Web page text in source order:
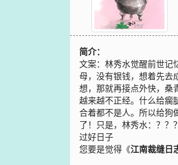
简介：
文案：林秀水觉醒前世记
母，没有银钱，想着先去
想，那就再接点外快，桑
越来越不正经。什么给瘸
合着都不是人。所以给狗
了！只是，林秀水：？
过好日子
您要是觉得《江南裁缝日